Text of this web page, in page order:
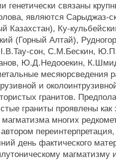
генетически связаны
являются Сарыджаз-
Казахстан), Ку-
(Горный Алтай),
сон, С.М.Бескин,
Ю.Д.Недооекин,
месяюрсведения
и
гранитов.
граниты проявлены
многих
день фактического
магматизму